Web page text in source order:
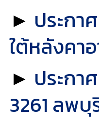
► ประกา
ใต้หลังคา
► ประกา
3261 ลพบุ